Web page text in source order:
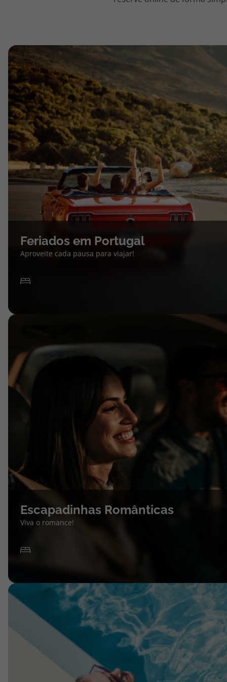
topatlantico@topatlantico.com
Feriados em Portugal
Aproveite cada pausa para viajar!
Escapadinhas Românticas
Viva o romance!